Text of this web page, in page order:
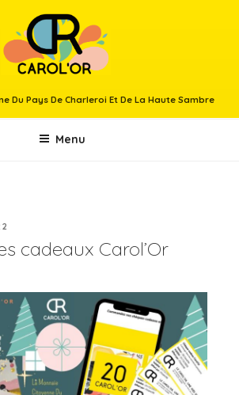
Du Pays De Charleroi Et De La Haute Sambre
Menu
cadeaux Carol’Or